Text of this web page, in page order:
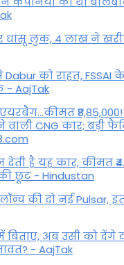
लुक, 4 लाख ने
Dabur को राहत,
- AajTak
वाली CNG कार; बड़ी
है यह कार, कीमत
छूट - Hindustan
की दो नई Pulsar,
बिताए, अब उसी को
- AajTak